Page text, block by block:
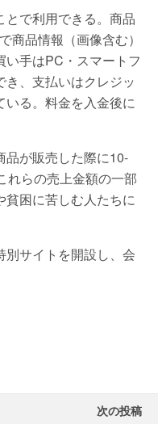
で利用できる。商品
商品情報（画像含む）
い手はPC・スマートフ
き、支払いはクレジッ
いる。料金を入金後に
品が販売した際に10-
れらの売上金額の一部
貧困に苦しむ人たちに
サイトを開設し、会
次の投稿